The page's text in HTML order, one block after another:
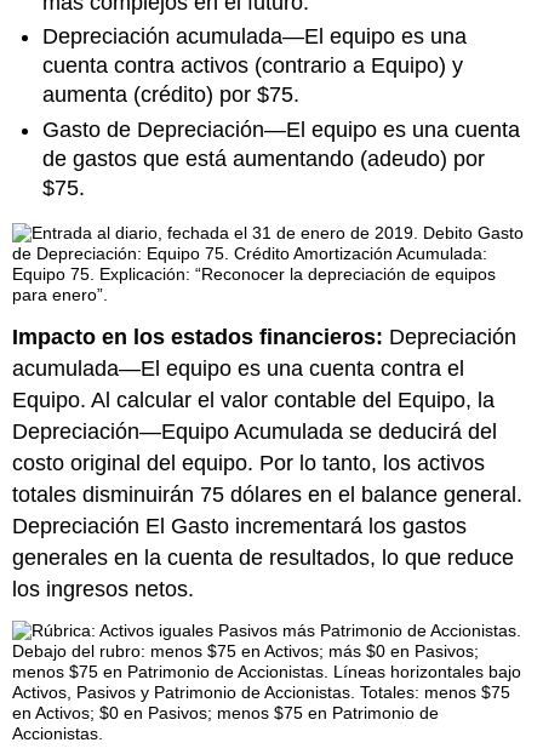
Depreciación acumulada—El equipo es una
cuenta contra activos (contrario a Equipo) y
aumenta (crédito) por $75.
Gasto de Depreciación—El equipo es una cuenta
de gastos que está aumentando (adeudo) por
$75.
Impacto en los estados financieros: Depreciación
acumulada—El equipo es una cuenta contra el
Equipo. Al calcular el valor contable del Equipo, la
Depreciación—Equipo Acumulada se deducirá del
costo original del equipo. Por lo tanto, los activos
totales disminuirán 75 dólares en el balance general.
Depreciación El Gasto incrementará los gastos
generales en la cuenta de resultados, lo que reduce
los ingresos netos.